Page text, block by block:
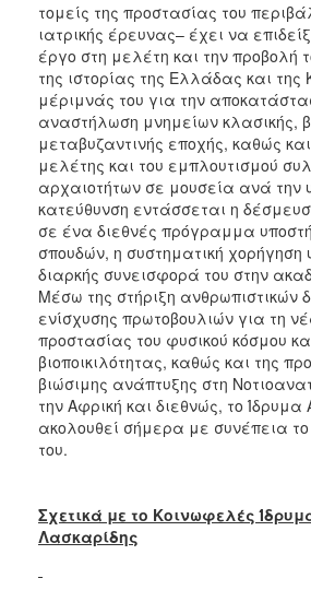
τομείς της προστασίας του
ιατρικής έρευνας– έχει να
έργο στη μελέτη και την προβολή
της ιστορίας της Ελλάδας και
μέριμνάς του για την
αναστήλωση μνημείων κλασικής,
μεταβυζαντινής εποχής, καθώς
μελέτης και του εμπλουτισμού
αρχαιοτήτων σε μουσεία ανά την
κατεύθυνση εντάσσεται η
σε ένα διεθνές πρόγραμμα
σπουδών, η συστηματική χορήγηση
διαρκής συνεισφορά του στην
Μέσω της στήριξη ανθρωπιστικών
ενίσχυσης πρωτοβουλιών για τη
προστασίας του φυσικού κόσμου
βιοποικιλότητας, καθώς και της
βιώσιμης ανάπτυξης στη
την Αφρική και διεθνώς, το Ίδρυμα
ακολουθεί σήμερα με συνέπεια
του.
Σχετικά με το Κοινωφελές
Λασκαρίδης